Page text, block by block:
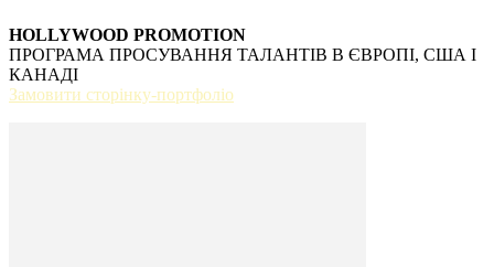
HOLLYWOOD PROMOTION
ПРОГРАМА ПРОСУВАННЯ ТАЛАНТІВ В ЄВРОПІ, США І
КАНАДІ
Замовити сторінку-портфоліо